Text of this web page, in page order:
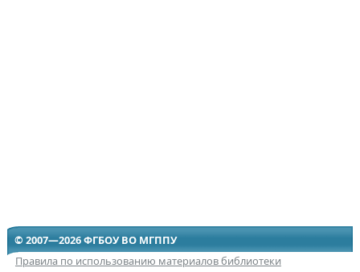
© 2007—2026 ФГБОУ ВО МГППУ
Правила по использованию материалов библиотеки